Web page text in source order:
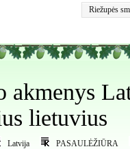
Riežupės
akmenys
lietuvius
Latvija PASAULĖŽIŪRA